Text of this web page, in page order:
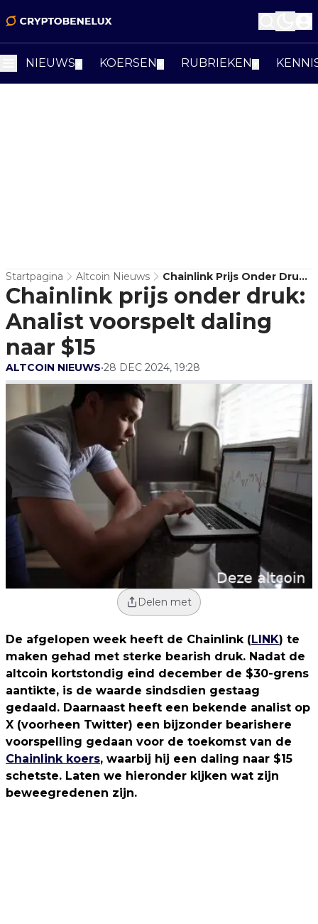
NIEUWS KOERSEN RUBRIEKEN
Startpagina Altcoin Nieuws
Chainlink Prijs Onder Druk:
Analist Voorspelt Daling
Naar $15
Chainlink prijs onder druk:
Analist voorspelt daling
naar $15
ALTCOIN NIEUWS•28 DEC 2024, 19:28
Delen met
De afgelopen week heeft de Chainlink (LINK) te
maken gehad met sterke bearish druk. Nadat de
altcoin kortstondig eind december de $30-grens
aantikte, is de waarde sindsdien gestaag
gedaald. Daarnaast heeft een bekende analist op
X (voorheen Twitter) een bijzonder bearishere
voorspelling gedaan voor de toekomst van de
Chainlink koers, waarbij hij een daling naar $15
schetste. Laten we hieronder kijken wat zijn
beweegredenen zijn.